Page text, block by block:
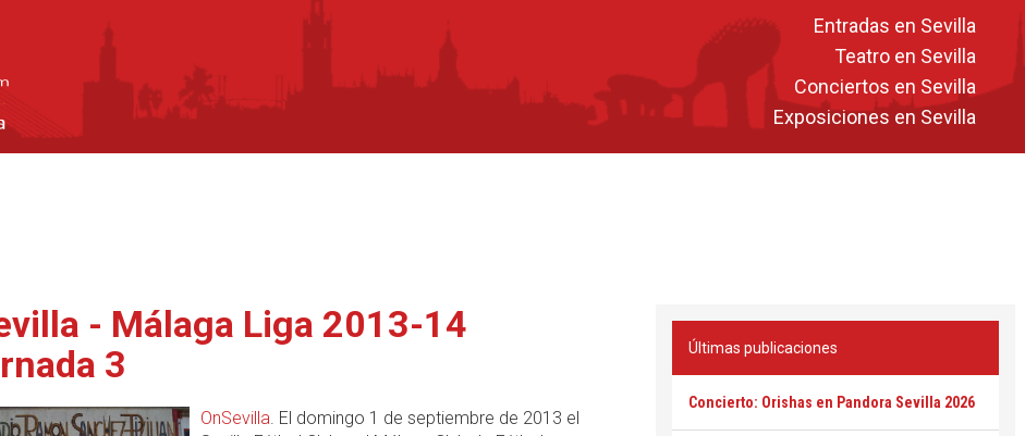
Entradas en Sevilla
Teatro en Sevilla
Conciertos en Sevilla
Exposiciones en Sevilla
- Málaga Liga 2013-14
3
OnSevilla. El domingo 1 de septiembre de 2013 el
Últimas publicaciones
Concierto: Orishas en Pandora Sevilla 2026